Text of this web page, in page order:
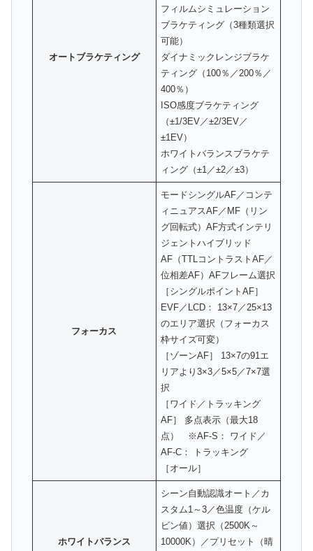
オートブラケティング
フィルムシミュレーション
ブラケティング（3種類選択
可能）
ダイナミックレンジブラケ
ティング（100％／200％／
400％）
ISO感度ブラケティング
（±1/3EV／±2/3EV／
±1EV）
ホワイトバランスブラケテ
ィング（±1／±2／±3）
フォーカス
モードシングルAF／コンテ
ィニュアスAF／MF（リン
グ回転式）AF方式インテリ
ジェントハイブリッド
AF（TTLコントラストAF／
位相差AF）AFフレーム選択
［シングルポイントAF］
EVF／LCD： 13×7／25×13
のエリア選択（フォーカス
枠サイズ可変）
［ゾーンAF］ 13×7の91エ
リアより3×3／5×5／7×7選
択
［ワイド／トラッキング
AF］ 多点表示（最大18
点） ※AF-S： ワイド／
AF-C： トラッキング
［オール］
ホワイトバランス
シーン自動認識オート／カ
スタム1～3／色温度（ケル
ビン値）選択（2500K～
10000K）／プリセット（晴